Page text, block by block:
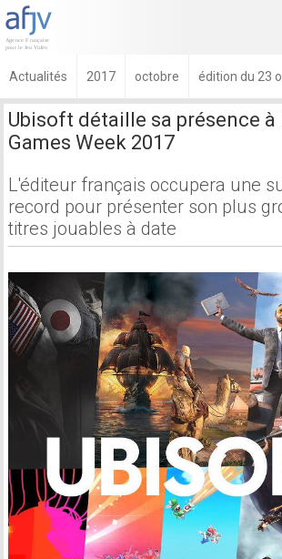
Actualités 2017 octobre édition du 23
Ubisoft détaille sa présence à
Games Week 2017
L'éditeur français occupera une
record pour présenter son plus
titres jouables à date